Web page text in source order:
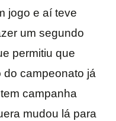
jogo e aí teve
um segundo
permitiu que
do campeonato já
campanha
mudou lá para